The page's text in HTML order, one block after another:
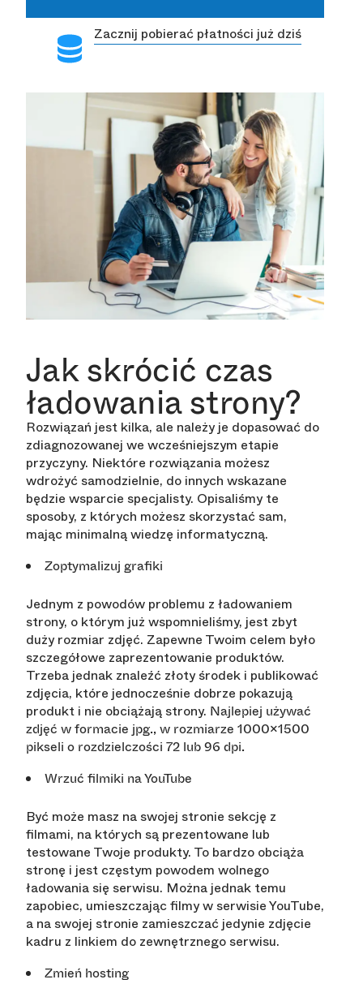
Zacznij pobierać płatności już dziś
Jak skrócić czas
ładowania strony?
Rozwiązań jest kilka, ale należy je dopasować do
zdiagnozowanej we wcześniejszym etapie
przyczyny. Niektóre rozwiązania możesz
wdrożyć samodzielnie, do innych wskazane
będzie wsparcie specjalisty. Opisaliśmy te
sposoby, z których możesz skorzystać sam,
mając minimalną wiedzę informatyczną.
Zoptymalizuj grafiki
Jednym z powodów problemu z ładowaniem
strony, o którym już wspomnieliśmy, jest zbyt
duży rozmiar zdjęć. Zapewne Twoim celem było
szczegółowe zaprezentowanie produktów.
Trzeba jednak znaleźć złoty środek i publikować
zdjęcia, które jednocześnie dobrze pokazują
produkt i nie obciążają strony. Najlepiej używać
zdjęć w formacie jpg., w rozmiarze 1000×1500
pikseli o rozdzielczości 72 lub 96 dpi.
Wrzuć filmiki na YouTube
Być może masz na swojej stronie sekcję z
filmami, na których są prezentowane lub
testowane Twoje produkty. To bardzo obciąża
stronę i jest częstym powodem wolnego
ładowania się serwisu. Można jednak temu
zapobiec, umieszczając filmy w serwisie YouTube,
a na swojej stronie zamieszczać jedynie zdjęcie
kadru z linkiem do zewnętrznego serwisu.
Zmień hosting